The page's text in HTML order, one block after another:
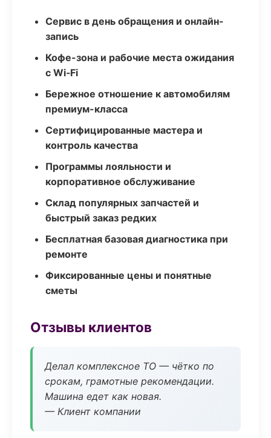
Сервис в день обращения и онлайн-
запись
Кофе-зона и рабочие места ожидания
с Wi‑Fi
Бережное отношение к автомобилям
премиум-класса
Сертифицированные мастера и
контроль качества
Программы лояльности и
корпоративное обслуживание
Склад популярных запчастей и
быстрый заказ редких
Бесплатная базовая диагностика при
ремонте
Фиксированные цены и понятные
сметы
Отзывы клиентов
Делал комплексное ТО — чётко по
срокам, грамотные рекомендации.
Машина едет как новая.
— Клиент компании